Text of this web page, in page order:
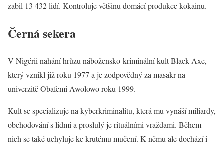
zabil 13 432 lidí. Kontroluje většinu domácí produkce kokainu.
Černá sekera
V Nigérii nahání hrůzu nábožensko-kriminální kult Black Axe,
který vznikl již roku 1977 a je zodpovědný za masakr na
univerzitě Obafemi Awolowo roku 1999.
Kult se specializuje na kyberkriminalitu, která mu vynáší miliardy,
obchodování s lidmi a proslulý je rituálními vraždami. Během
nich se také uchyluje ke krutému mučení. K němu ale dochází i